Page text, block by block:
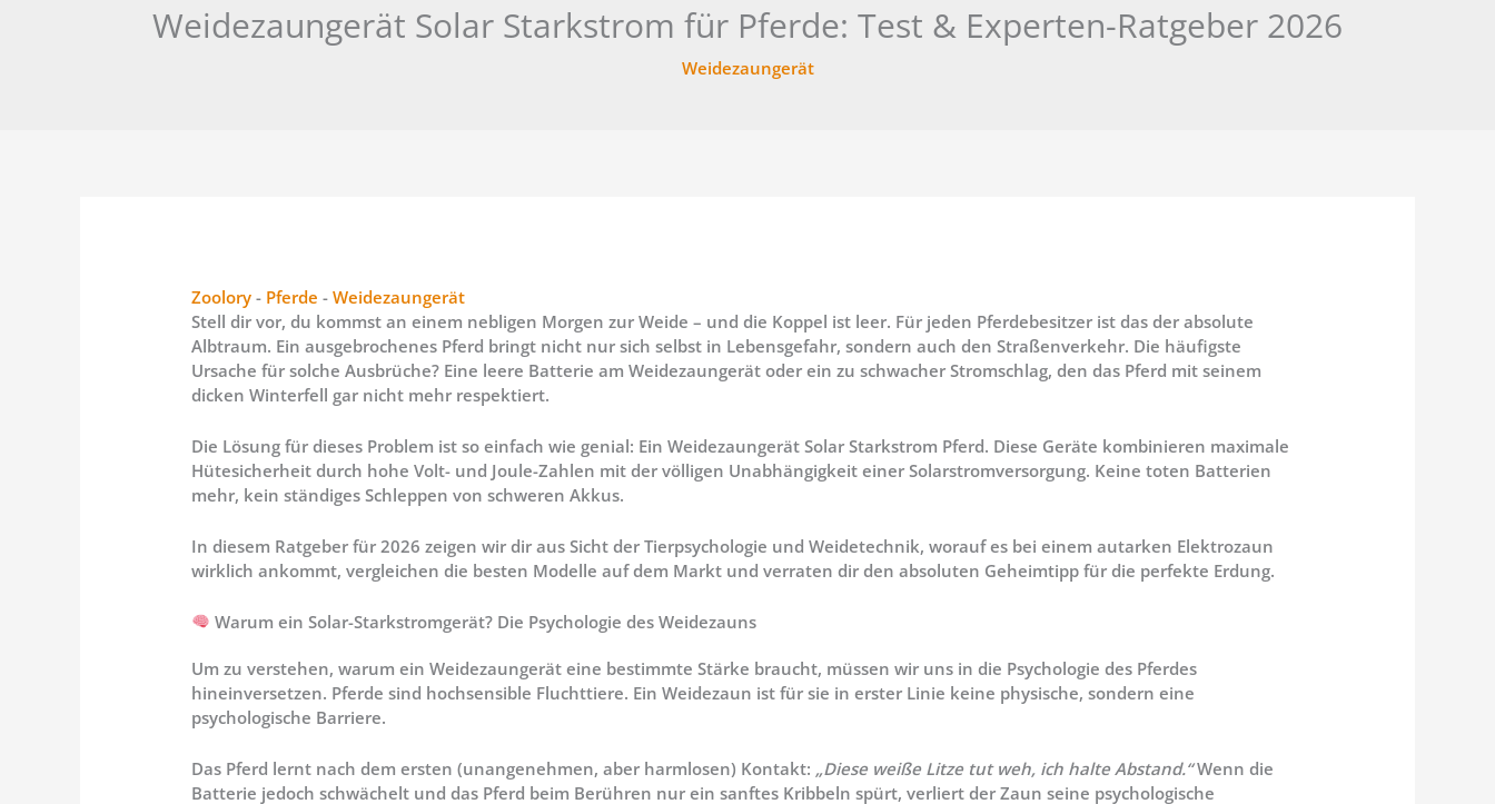
Weidezaungerät Solar Starkstrom für Pferde: Test & Experten-Ratgeber 2026
Weidezaungerät
Zoolory - Pferde -Weidezaungerät
Stell dir vor, du kommst an einem nebligen Morgen zur Weide – und die Koppel ist leer. Für jeden Pferdebesitzer ist das der absolute
Albtraum. Ein ausgebrochenes Pferd bringt nicht nur sich selbst in Lebensgefahr, sondern auch den Straßenverkehr. Die häufigste
Ursache für solche Ausbrüche? Eine leere Batterie am Weidezaungerät oder ein zu schwacher Stromschlag, den das Pferd mit seinem
dicken Winterfell gar nicht mehr respektiert.
Die Lösung für dieses Problem ist so einfach wie genial: EinWeidezaungerät Solar Starkstrom Pferd. Diese Geräte kombinieren maximale
Hütesicherheit durch hohe Volt- und Joule-Zahlen mit der völligen Unabhängigkeit einer Solarstromversorgung. Keine toten Batterien
mehr, kein ständiges Schleppen von schweren Akkus.
In diesem Ratgeber für 2026 zeigen wir dir aus Sicht der Tierpsychologie und Weidetechnik, worauf es bei einem autarken Elektrozaun
wirklich ankommt, vergleichen die besten Modelle auf dem Markt und verraten dir den absoluten Geheimtipp für die perfekte Erdung.
Warum ein Solar-Starkstromgerät? Die Psychologie des Weidezauns
Um zu verstehen, warum ein Weidezaungerät eine bestimmte Stärke braucht, müssen wir uns in die Psychologie des Pferdes
hineinversetzen. Pferde sind hochsensible Fluchttiere. Ein Weidezaun ist für sie in erster Linie keine physische, sondern eine
psychologische Barriere.
Das Pferd lernt nach dem ersten (unangenehmen, aber harmlosen) Kontakt: „Diese weiße Litze tut weh, ich halte Abstand.“Wenn die
Batterie jedoch schwächelt und das Pferd beim Berühren nur ein sanftes Kribbeln spürt, verliert der Zaun seine psychologische